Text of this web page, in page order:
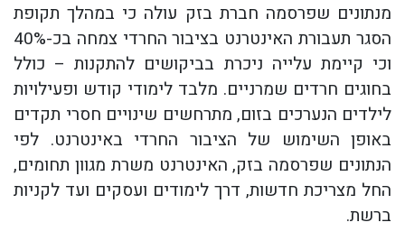
מנתונים שפרסמה חברת בזק עולה כי במהלך תקופת
הסגר תעבורת האינטרנט בציבור החרדי צמחה בכ-40%
וכי קיימת עלייה ניכרת בביקושים להתקנות – כולל
בחוגים חרדים שמרניים. מלבד לימודי קודש ופעילויות
לילדים הנערכים בזום, מתרחשים שינויים חסרי תקדים
באופן השימוש של הציבור החרדי באינטרנט. לפי
הנתונים שפרסמה בזק, האינטרנט משרת מגוון תחומים,
החל מצריכת חדשות, דרך לימודים ועסקים ועד לקניות
ברשת.